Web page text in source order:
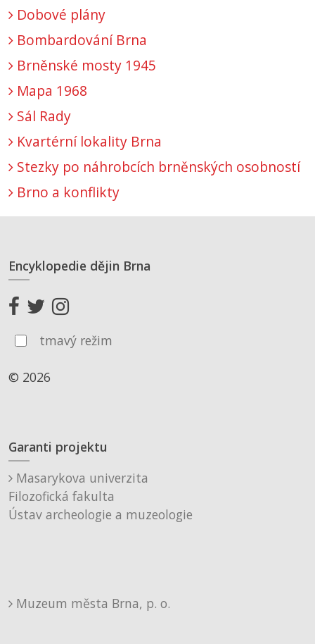
Dobové plány
Bombardování Brna
Brněnské mosty 1945
Mapa 1968
Sál Rady
Kvartérní lokality Brna
Stezky po náhrobcích brněnských osobností
Brno a konflikty
Encyklopedie dějin Brna
tmavý režim
© 2026
Garanti projektu
Masarykova univerzita
Filozofická fakulta
Ústav archeologie a muzeologie
Muzeum města Brna, p. o.